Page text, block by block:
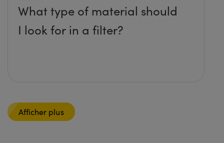
What type of material should
I look for in a filter?
Afficher plus